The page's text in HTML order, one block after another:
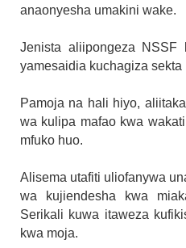
anaonyesha umakini wake.
Jenista aliipongeza NSSF
yamesaidia kuchagiza
Pamoja na hali hiyo,
wa kulipa mafao kwa
mfuko huo.
Alisema utafiti uliofanywa
wa kujiendesha kwa
Serikali kuwa itaweza
kwa moja.